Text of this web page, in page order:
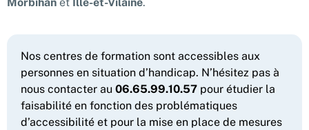
Nos centres de formation sont accessibles aux
personnes en situation d’handicap. N’hésitez pas à
nous contacter au 06.65.99.10.57 pour étudier la
faisabilité en fonction des problématiques
d’accessibilité et pour la mise en place de mesures